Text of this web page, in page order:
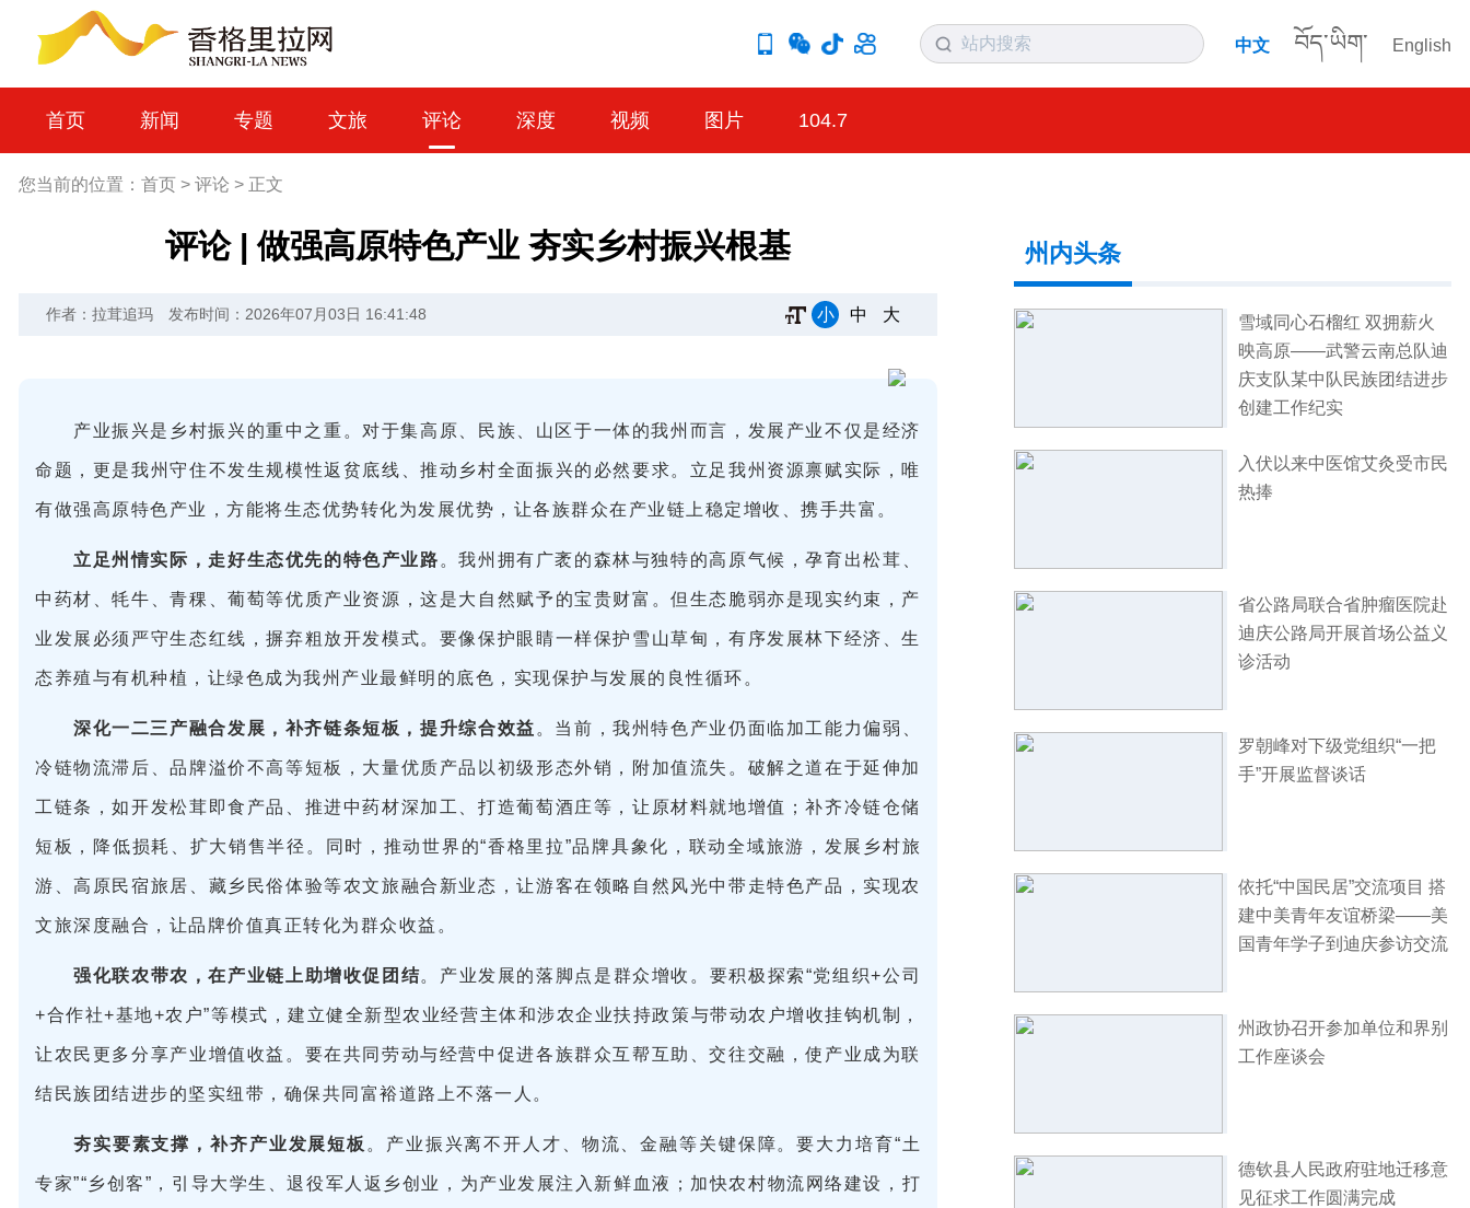
中文 བོད་ཡིག་ English
首页 新闻 专题 文旅 评论 深度 视频 图片 104.7
您当前的位置： 首页 > 评论 > 正文
评论 | 做强高原特色产业 夯实乡村振兴根基
作者：拉茸追玛 发布时间：2026年07月03日 16:41:48 小 中 大
产业振兴是乡村振兴的重中之重。对于集高原、民族、山区于一体的我州而言，发展产业不仅是经济
命题，更是我州守住不发生规模性返贫底线、推动乡村全面振兴的必然要求。立足我州资源禀赋实际，唯
有做强高原特色产业，方能将生态优势转化为发展优势，让各族群众在产业链上稳定增收、携手共富。
立足州情实际，走好生态优先的特色产业路 。我州拥有广袤的森林与独特的高原气候，孕育出松茸、
中药材、牦牛、青稞、葡萄等优质产业资源，这是大自然赋予的宝贵财富。但生态脆弱亦是现实约束，产
业发展必须严守生态红线，摒弃粗放开发模式。要像保护眼睛一样保护雪山草甸，有序发展林下经济、生
态养殖与有机种植，让绿色成为我州产业最鲜明的底色，实现保护与发展的良性循环。
深化一二三产融合发展，补齐链条短板，提升综合效益 。当前，我州特色产业仍面临加工能力偏弱、
冷链物流滞后、品牌溢价不高等短板，大量优质产品以初级形态外销，附加值流失。破解之道在于延伸加
工链条，如开发松茸即食产品、推进中药材深加工、打造葡萄酒庄等，让原材料就地增值；补齐冷链仓储
短板，降低损耗、扩大销售半径。同时，推动世界的“香格里拉”品牌具象化，联动全域旅游，发展乡村旅
游、高原民宿旅居、藏乡民俗体验等农文旅融合新业态，让游客在领略自然风光中带走特色产品，实现农
文旅深度融合，让品牌价值真正转化为群众收益。
强化联农带农，在产业链上助增收促团结。产业发展的落脚点是群众增收。要积极探索“党组织+公司
+合作社+基地+农户”等模式，建立健全新型农业经营主体和涉农企业扶持政策与带动农户增收挂钩机制，
让农民更多分享产业增值收益。要在共同劳动与经营中促进各族群众互帮互助、交往交融，使产业成为联
结民族团结进步的坚实纽带，确保共同富裕道路上不落一人。
夯实要素支撑，补齐产业发展短板 。产业振兴离不开人才、物流、金融等关键保障。要大力培育“土
专家”“乡创客”，引导大学生、退役军人返乡创业，为产业发展注入新鲜血液；加快农村物流网络建设，打
州内头条
雪域同心石榴红 双拥薪火
映高原——武警云南总队迪
庆支队某中队民族团结进步
创建工作纪实
入伏以来中医馆艾灸受市民
热捧
省公路局联合省肿瘤医院赴
迪庆公路局开展首场公益义
诊活动
罗朝峰对下级党组织“一把
手”开展监督谈话
依托“中国民居”交流项目 搭
建中美青年友谊桥梁——美
国青年学子到迪庆参访交流
州政协召开参加单位和界别
工作座谈会
德钦县人民政府驻地迁移意
见征求工作圆满完成